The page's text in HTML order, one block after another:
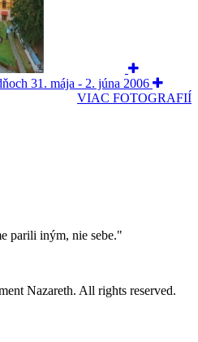
VIAC FOTOGRAFIÍ
parili iným, nie sebe."
Nazareth. All rights reserved.